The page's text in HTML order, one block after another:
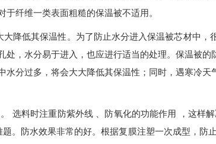
纤维一类表面粗糙的保温被不适用。
大降低其保温性。为了防止水分进入保温被芯材中
，水分易于进入，也应进行适当的处理。保温被
分过多，将会大大降低其保温性；同时，遇寒冷
。 选料时注重防紫外线 、防氧化的功能作用 ，这样
题。防水效果非常的好。根据复膜注塑一次成型，防